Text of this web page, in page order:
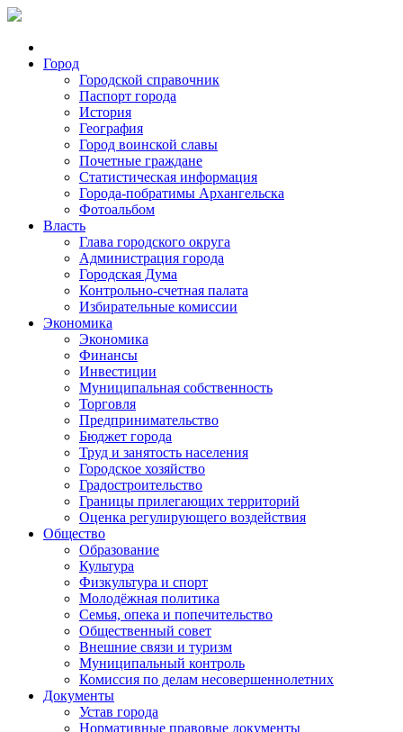
Город
Городской справочник
Паспорт города
История
География
Город воинской славы
Почетные граждане
Статистическая информация
Города-побратимы Архангельска
Фотоальбом
Власть
Глава городского округа
Администрация города
Городская Дума
Контрольно-счетная палата
Избирательные комиссии
Экономика
Экономика
Финансы
Инвестиции
Муниципальная собственность
Торговля
Предпринимательство
Бюджет города
Труд и занятость населения
Городское хозяйство
Градостроительство
Границы прилегающих территорий
Оценка регулирующего воздействия
Общество
Образование
Культура
Физкультура и спорт
Молодёжная политика
Семья, опека и попечительство
Общественный совет
Внешние связи и туризм
Муниципальный контроль
Комиссия по делам несовершеннолетних
Документы
Устав города
Нормативные правовые документы